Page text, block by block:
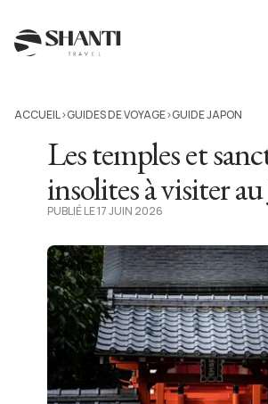
ACCUEIL>GUIDES DE VOYAGE>GUIDE JAPON
Les temples et
insolites à visiter
PUBLIÉ LE 17 JUIN 2026